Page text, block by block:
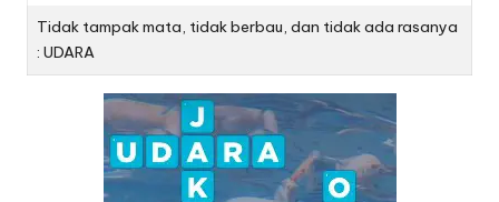
Tidak tampak mata, tidak berbau, dan tidak ada rasanya
: UDARA